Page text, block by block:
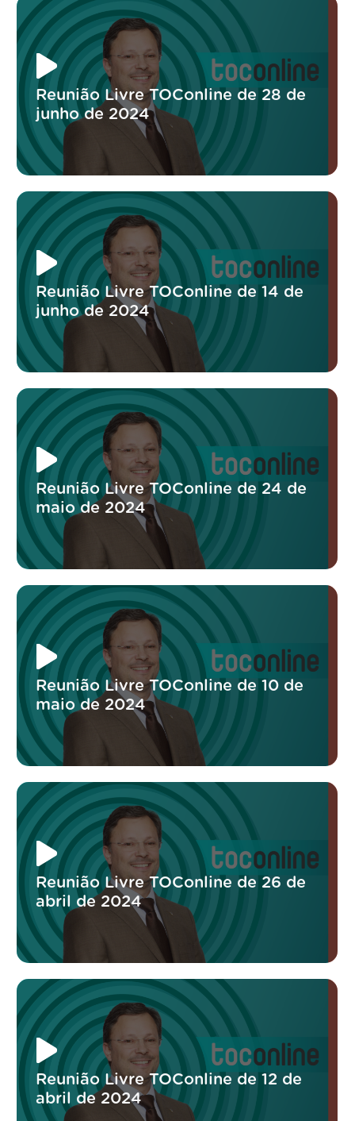
Reunião Livre TOConline de 28 de
junho de 2024
Reunião Livre TOConline de 14 de
junho de 2024
Reunião Livre TOConline de 24 de
maio de 2024
Reunião Livre TOConline de 10 de
maio de 2024
Reunião Livre TOConline de 26 de
abril de 2024
Reunião Livre TOConline de 12 de
abril de 2024